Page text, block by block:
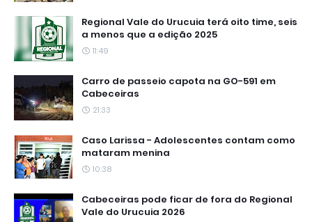
Regional Vale do Urucuia terá oito time, seis
a menos que a edição 2025
11:49
Carro de passeio capota na GO-591 em
Cabeceiras
21:33
Caso Larissa - Adolescentes contam como
mataram menina
10:38
Cabeceiras pode ficar de fora do Regional
Vale do Urucuia 2026